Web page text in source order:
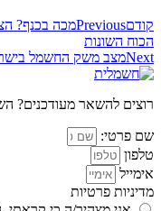
קודםPreviousמכה בכנף?
הכוח השונות
Nextמצב משק החשמל בישראל: סיכום
רוצים להשאר מעודכנים?
שם פרטי:
טלפון
אימייל
מדיניות פרטיות